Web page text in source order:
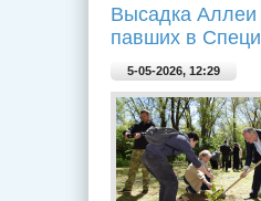
Высадка Аллеи
павших в
5-05-2026, 12:29